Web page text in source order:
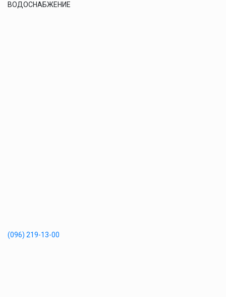
ВОДОСНАБЖЕНИЕ
(096) 219-13-00